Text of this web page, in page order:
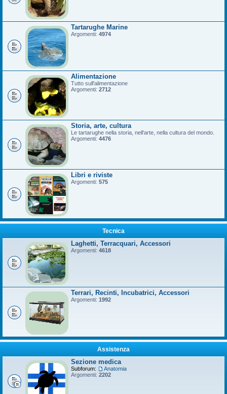
Tartarughe Marine
Argomenti: 4974
Alimentazione
Tutto sull'alimentazione
Argomenti: 2712
Storia, arte, cultura
Le tartarughe nella storia, nell'arte, nella cultura del mondo.
Argomenti: 4476
Libri e riviste
Argomenti: 575
Tecnica
Laghetti, Terracquari, Accessori
Argomenti: 4618
Terrari, Recinti, Incubatrici, Accessori
Argomenti: 1992
Assistenza
Sezione medica
Subforum:
Anatomia
Argomenti: 2202